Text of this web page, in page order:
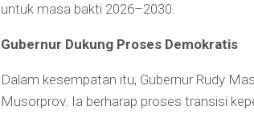
untuk masa bakti 2026–2030.
Gubernur Dukung Proses Demokratis
Dalam kesempatan itu, Gubernur Rudy
Musorprov. Ia berharap proses transisi